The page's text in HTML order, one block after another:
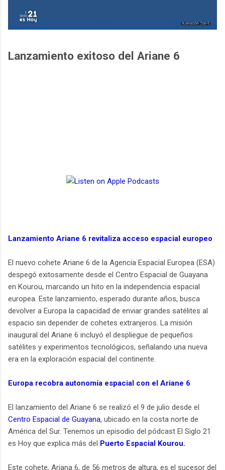
Lanzamiento exitoso del Ariane 6
Lanzamiento Ariane 6 revitaliza acceso espacial europeo
El nuevo cohete Ariane 6 de la Agencia Espacial Europea (ESA)
despegó exitosamente desde el Centro Espacial de Guayana
en Kourou, marcando un hito en la independencia espacial
europea. Este lanzamiento, esperado durante años, busca
devolver a Europa la capacidad de enviar grandes satélites al
espacio sin depender de cohetes extranjeros. La misión
inaugural del Ariane 6 incluyó el despliegue de pequeños
satélites y experimentos tecnológicos, señalando una nueva
era en la exploración espacial del continente.
Europa recobra autonomía espacial con el Ariane 6
El lanzamiento del Ariane 6 se realizó el 9 de julio desde el
Centro Espacial de Guayana, ubicado en la costa norte de
América del Sur. Tenemos un episodio del pódcast El Siglo 21
es Hoy que explica más del Puerto Espacial Kourou.
Este cohete, Ariana 6, de 56 metros de altura, es el sucesor del